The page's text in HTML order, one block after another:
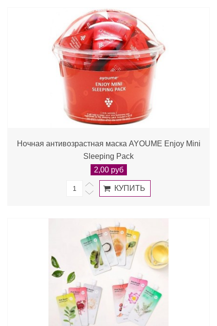
Ночная антивозрастная маска AYOUME Enjoy Mini
Sleeping Pack
2,00 руб